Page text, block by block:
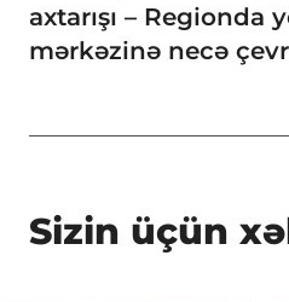
axtarışı – Regionda
mərkəzinə necə
Sizin üçün